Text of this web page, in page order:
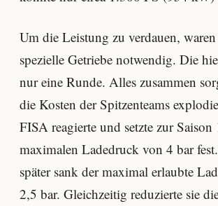
Um die Leistung zu verdauen,
spezielle Getriebe notwendig. Die
nur eine Runde. Alles zusammen
die Kosten der Spitzenteams
FISA reagierte und setzte zur Saison
maximalen Ladedruck von 4 bar
später sank der maximal erlaubte
2,5 bar. Gleichzeitig reduzierte sie